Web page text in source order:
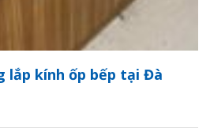
lắp kính ốp bếp tại Đà